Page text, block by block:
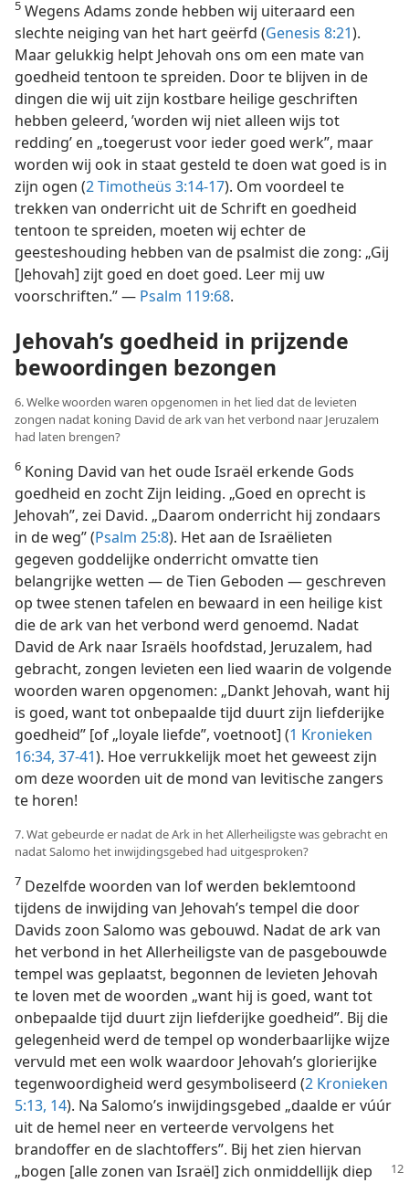
5 Wegens Adams zonde hebben wij uiteraard een
slechte neiging van het hart geërfd (Genesis 8:21).
Maar gelukkig helpt Jehovah ons om een mate van
goedheid tentoon te spreiden. Door te blijven in de
dingen die wij uit zijn kostbare heilige geschriften
hebben geleerd, ’worden wij niet alleen wijs tot
redding’ en „toegerust voor ieder goed werk”, maar
worden wij ook in staat gesteld te doen wat goed is in
zijn ogen (2 Timotheüs 3:14-17). Om voordeel te
trekken van onderricht uit de Schrift en goedheid
tentoon te spreiden, moeten wij echter de
geesteshouding hebben van de psalmist die zong: „Gij
[Jehovah] zijt goed en doet goed. Leer mij uw
voorschriften.” — Psalm 119:68.
Jehovah’s goedheid in prijzende
bewoordingen bezongen
6. Welke woorden waren opgenomen in het lied dat de levieten
zongen nadat koning David de ark van het verbond naar Jeruzalem
had laten brengen?
6 Koning David van het oude Israël erkende Gods
goedheid en zocht Zijn leiding. „Goed en oprecht is
Jehovah”, zei David. „Daarom onderricht hij zondaars
in de weg” (Psalm 25:8). Het aan de Israëlieten
gegeven goddelijke onderricht omvatte tien
belangrijke wetten — de Tien Geboden — geschreven
op twee stenen tafelen en bewaard in een heilige kist
die de ark van het verbond werd genoemd. Nadat
David de Ark naar Israëls hoofdstad, Jeruzalem, had
gebracht, zongen levieten een lied waarin de volgende
woorden waren opgenomen: „Dankt Jehovah, want hij
is goed, want tot onbepaalde tijd duurt zijn liefderijke
goedheid” [of „loyale liefde”, voetnoot] (1 Kronieken
16:34, 37-41). Hoe verrukkelijk moet het geweest zijn
om deze woorden uit de mond van levitische zangers
te horen!
7. Wat gebeurde er nadat de Ark in het Allerheiligste was gebracht en
nadat Salomo het inwijdingsgebed had uitgesproken?
7 Dezelfde woorden van lof werden beklemtoond
tijdens de inwijding van Jehovah’s tempel die door
Davids zoon Salomo was gebouwd. Nadat de ark van
het verbond in het Allerheiligste van de pasgebouwde
tempel was geplaatst, begonnen de levieten Jehovah
te loven met de woorden „want hij is goed, want tot
onbepaalde tijd duurt zijn liefderijke goedheid”. Bij die
gelegenheid werd de tempel op wonderbaarlijke wijze
vervuld met een wolk waardoor Jehovah’s glorierijke
tegenwoordigheid werd gesymboliseerd (2 Kronieken
5:13, 14). Na Salomo’s inwijdingsgebed „daalde er vúúr
uit de hemel neer en verteerde vervolgens het
brandoffer en de slachtoffers”. Bij het zien hiervan
„bogen [alle zonen van Israël] zich onmiddellijk diep